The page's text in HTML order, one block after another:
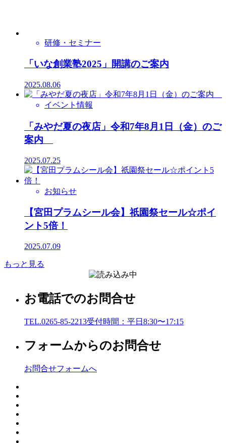
研修・セミナー
「いな創業塾2025」開講のご案内
2025.08.06
イベント情報
「みやだ夏の夜店」令和7年8月1日（金）のご
案内
2025.07.25
お知らせ
【宮田プラムシール会】祇園祭セール☆ポイ
ント5倍！
2025.07.09
もっと見る
お電話でのお問合せ
TEL.0265-85-2213受付時間：平日8:30〜17:15
フォームからのお問合せ
お問合せフォームへ